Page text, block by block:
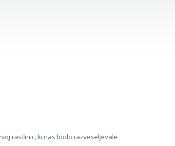
rastlinic, ki nas bodo razveseljevale